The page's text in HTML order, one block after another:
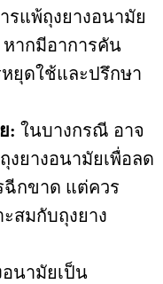
รแพ้ถุงยางอนามัย
ากมีอาการคัน
ยุดใช้และปรึกษา
: ในบางกรณี อาจ
งยางอนามัยเพื่อลด
ฉีกขาด แต่ควร
สมกับถุงยาง
อนามัยเป็น